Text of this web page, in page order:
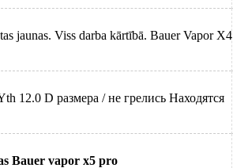
jaunas. Viss darba kārtībā. Bauer Vapor X4
12.0 D размера / не грелись Находятся
Bauer vapor x5 pro